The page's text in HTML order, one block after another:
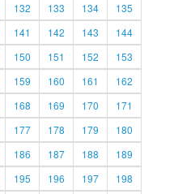
132 133 134
135
141 142 143
144
150 151 152
153
159 160 161
162
168 169 170
171
177 178 179
180
186 187 188
189
195 196 197
198